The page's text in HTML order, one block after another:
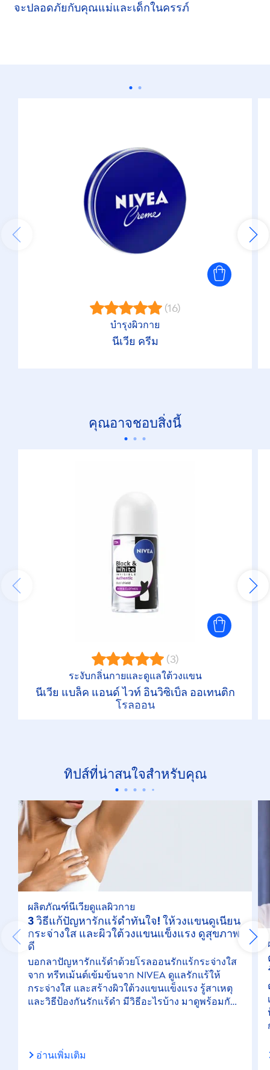
จะปลอดภัยกับคุณแม่และเด็กในครรภ์
(16)
บำรุงผิวกาย
นีเวีย ครีม
คุณอาจชอบสิ่งนี้
(3)
ระงับกลิ่นกายและดูแลใต้วงแขน
นีเวีย แบล็ค แอนด์ ไวท์ อินวิซิเบิ้ล ออเทนติก
โรลออน
ทิปส์ที่น่าสนใจสำหรับคุณ
ผลิตภัณฑ์นีเวียดูแลผิวกาย
3 วิธีแก้ปัญหารักแร้ดำทันใจ! ให้วงแขนดูเนียน
กระจ่างใส และผิวใต้วงแขนแข็งแรง ดูสุขภาพ
ดี
บอกลาปัญหารักแร้ดำด้วยโรลออนรักแร้กระจ่างใส
จาก ทรีทเม้นต์เข้มข้นจาก NIVEA ดูแลรักแร้ให้
กระจ่างใส และสร้างผิวใต้วงแขนแข็งแรง รู้สาเหตุ
และวิธีป้องกันรักแร้ดำ มีวิธีอะไรบ้าง มาดูพร้อมกัน
อ่านเพิ่มเติม